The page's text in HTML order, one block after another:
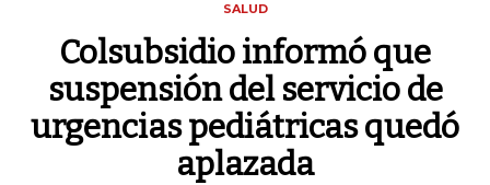
SALUD
Colsubsidio informó que
suspensión del servicio de
urgencias pediátricas quedó
aplazada